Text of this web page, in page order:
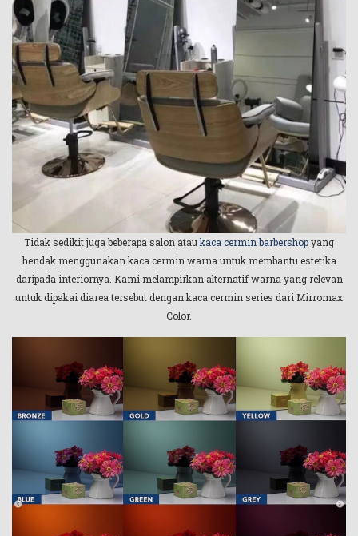
Tidak sedikit juga beberapa salon atau kaca cermin barbershopyang
hendak menggunakan kaca cermin warna untuk membantu estetika
daripada interiornya. Kami melampirkan alternatif warna yang relevan
untuk dipakai diarea tersebut dengan kaca cermin series dari Mirromax
Color.